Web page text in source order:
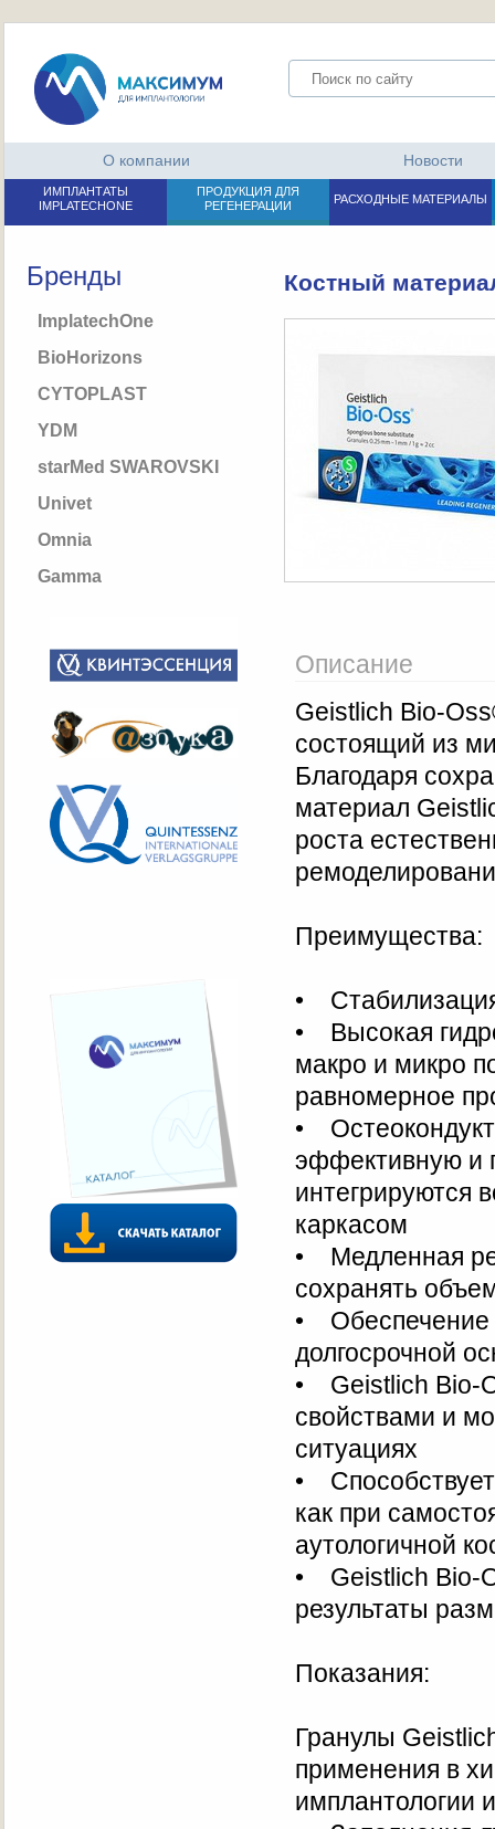
О компании Новости
ИМПЛАНТАТЫ
IMPLATECHONE
ПРОДУКЦИЯ ДЛЯ
РЕГЕНЕРАЦИИ
РАСХОДНЫЕ МАТЕРИАЛЫ
Бренды
ImplatechOne
BioHorizons
CYTOPLAST
YDM
starMed SWAROVSKI
Univet
Omnia
Gamma
Костный
Описание
Geistlich Bio-
состоящий из
Благодаря
материал
роста
Преимущества:
• Стабилизация
• Высокая
макро и микро
равномерное
•
эффективную и
интегрируются
каркасом
• Медленная
сохранять
• Обеспечение
долгосрочной
• Geistlich Bio-
свойствами и
ситуациях
• Способствует
как при
аутологичной
• Geistlich Bio-
результаты
Показания:
Гранулы
применения в
имплантологии